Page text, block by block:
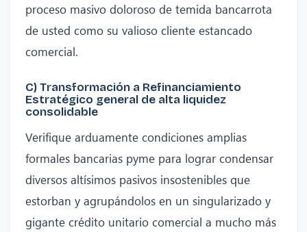
proceso masivo doloroso de temida bancarrota
de usted como su valioso cliente estancado
comercial.
C) Transformación a Refinanciamiento
Estratégico general de alta liquidez
consolidable
Verifique arduamente condiciones amplias
formales bancarias pyme para lograr condensar
diversos altísimos pasivos insostenibles que
estorban y agrupándolos en un singularizado y
gigante crédito unitario comercial a mucho más